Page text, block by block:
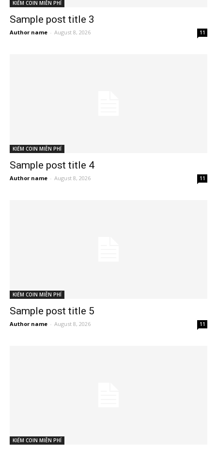
KIẾM COIN MIỄN PHÍ
Sample post title 3
Author name - August 8, 2026 11
KIẾM COIN MIỄN PHÍ
Sample post title 4
Author name - August 8, 2026 11
KIẾM COIN MIỄN PHÍ
Sample post title 5
Author name - August 8, 2026 11
KIẾM COIN MIỄN PHÍ